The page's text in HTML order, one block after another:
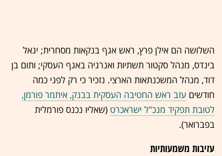
השלושה הם אילן פרץ, ראש אגף בנקאות מסחרית; יגאל
בינדס, מנהל סקטור תשתיות ואנרגיה באגף העסקי; ותום בן
דוד, מנהל המשכנתאות הארצי. נזכיר כי רק לפני כמה
חודשים עזב ראש החטיבה העסקית בבנק, איתמר פורמן,
לטובת תפקיד מנכ"ל ישראכרט (שאליו נכנס פורמלית
בפברואר).
עזיבות משמעותיות